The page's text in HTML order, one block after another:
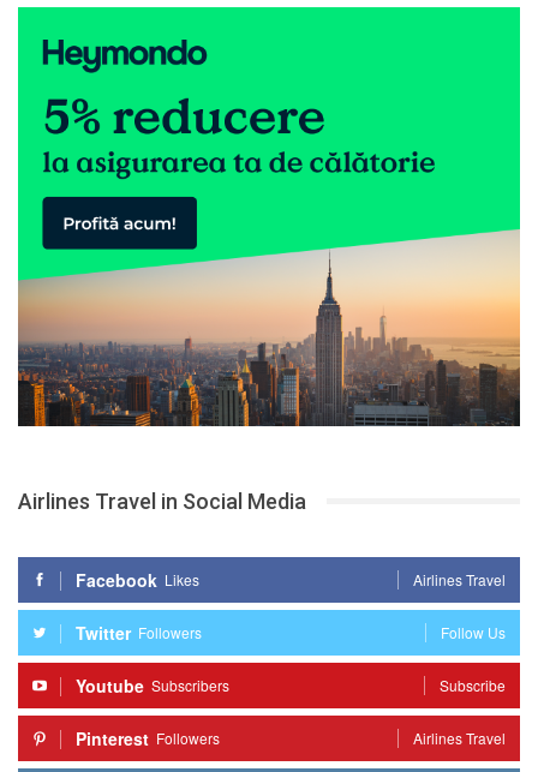
Airlines Travel in Social Media
Facebook Likes Airlines Travel
Twitter Followers Follow Us
Youtube Subscribers Subscribe
Pinterest Followers Airlines Travel